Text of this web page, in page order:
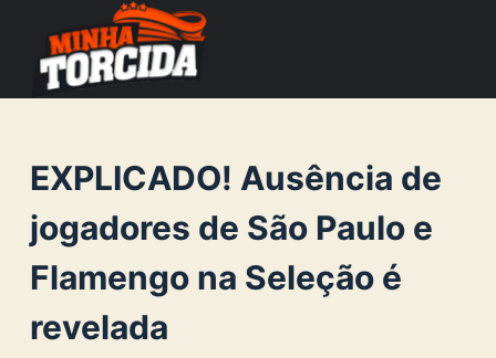
c
o
e
EXPLICADO! Ausência de
jogadores de São Paulo e
Flamengo na Seleção é
revelada